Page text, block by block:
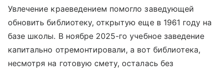
Увлечение краеведением помогло заведующей
обновить библиотеку, открытую еще в 1961 году на
базе школы. В ноябре 2025-го учебное заведение
капитально отремонтировали, а вот библиотека,
несмотря на готовую смету, осталась без